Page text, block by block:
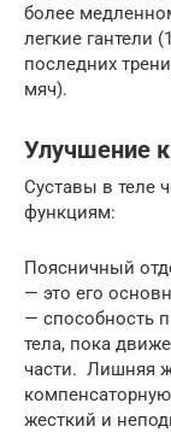
более
легкие гантели
последних
мяч).
Улучшение
Суставы в теле
функциям:
Поясничный
— это его
— способность
тела, пока
части. Лишняя
жесткий и